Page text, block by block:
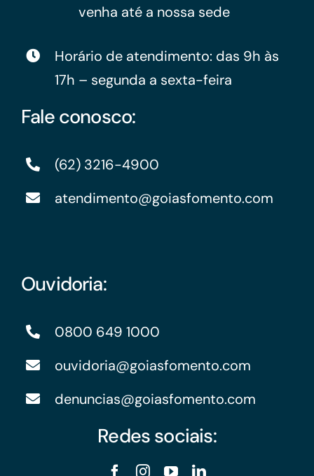
venha até a nossa sede
Horário de atendimento: das 9h às
17h – segunda a sexta-feira
Fale conosco:
(62) 3216-4900
atendimento@goiasfomento.com
Ouvidoria:
0800 649 1000
ouvidoria@goiasfomento.com
denuncias@goiasfomento.com
Redes sociais: